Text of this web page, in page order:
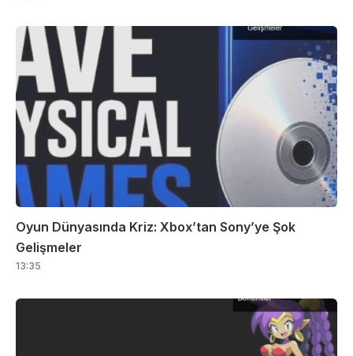
Oyun Dünyasında Kriz: Xbox’tan Sony’ye Şok
Gelişmeler
13:35